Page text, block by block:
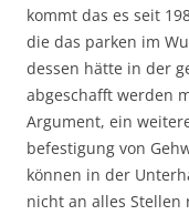
kommt das es seit
die das parken im
dessen hätte in der
abgeschafft werden
Argument, ein
befestigung von
können in der
nicht an alles